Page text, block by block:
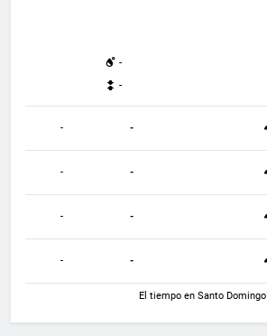
-
-
- -
- -
- -
- -
El tiempo en Santo Domingo